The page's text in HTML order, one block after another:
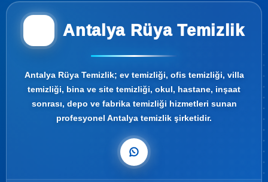
Antalya Rüya Temizlik
Antalya Rüya Temizlik; ev temizliği, ofis temizliği, villa
temizliği, bina ve site temizliği, okul, hastane, inşaat
sonrası, depo ve fabrika temizliği hizmetleri sunan
profesyonel Antalya temizlik şirketidir.